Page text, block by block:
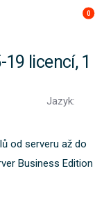
0
19 licencí, 1
Jazyk:
od serveru až do
Business Edition